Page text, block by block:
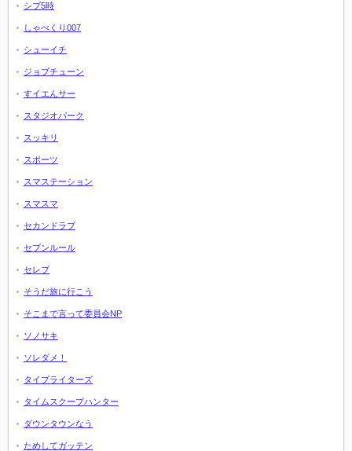
シブ5時
しゃべくり007
シューイチ
ジョブチューン
すイエんサー
スタジオパーク
スッキリ
スポーツ
スマステーション
スマスマ
セカンドラブ
セブンルール
セレブ
そうだ旅に行こう
そこまで言って委員会NP
ソノサキ
ソレダメ！
タイプライターズ
タイムスクープハンター
ダウンタウンなう
ためしてガッテン